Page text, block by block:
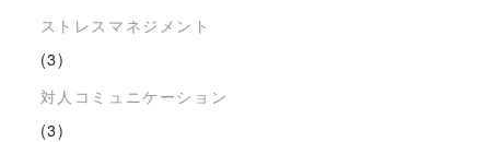
ストレスマネジメント
(3)
対人コミュニケーション
(3)